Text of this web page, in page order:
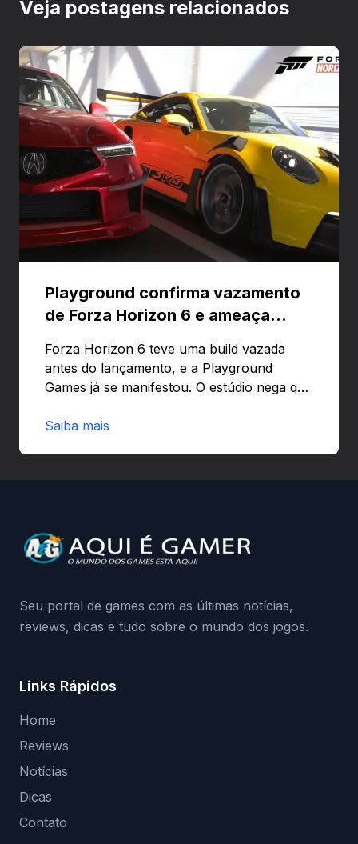
Veja postagens relacionados
Playground confirma vazamento
de Forza Horizon 6 e ameaça
Forza Horizon 6 teve uma build vazada
antes do lançamento, e a Playground
Games já se manifestou. O estúdio nega que
preload e avisa que quem usar versões não
da Playground: negação do preload,
medidas contra acessos não autorizados
Saiba mais
Seu portal de games com as últimas notícias,
reviews, dicas e tudo sobre o mundo dos jogos.
Links Rápidos
Home
Reviews
Notícias
Dicas
Contato